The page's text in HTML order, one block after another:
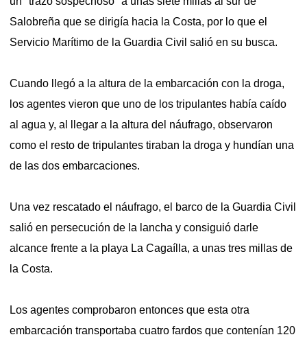
Salobreña que se dirigía hacia la Costa, por lo que el
Servicio Marítimo de la Guardia Civil salió en su busca.
Cuando llegó a la altura de la embarcación con la droga,
los agentes vieron que uno de los tripulantes había caído
al agua y, al llegar a la altura del náufrago, observaron
como el resto de tripulantes tiraban la droga y hundían una
de las dos embarcaciones.
Una vez rescatado el náufrago, el barco de la Guardia Civil
salió en persecución de la lancha y consiguió darle
alcance frente a la playa La Cagaílla, a unas tres millas de
la Costa.
Los agentes comprobaron entonces que esta otra
embarcación transportaba cuatro fardos que contenían 120